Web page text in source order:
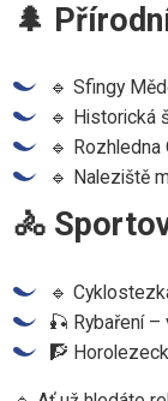
🌲
🔹 Sfingy
🔹 Historická
🔹
🔹 Naleziště
🚴
🔹
🎣 Rybaření
🧗